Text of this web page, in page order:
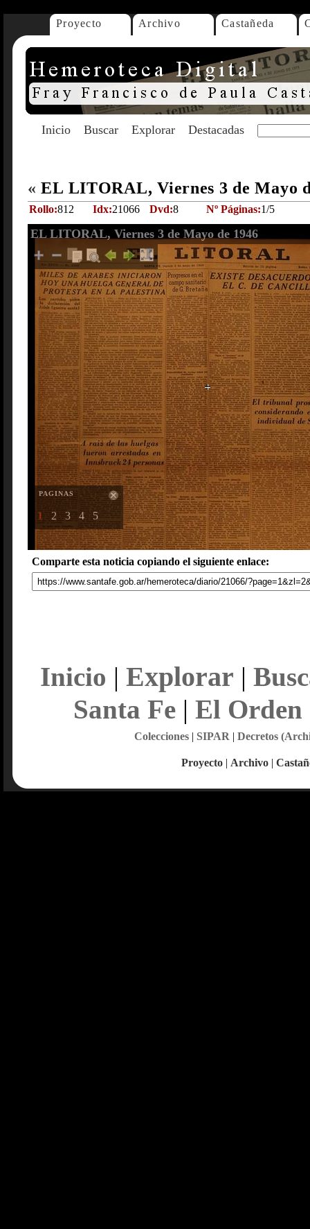
Proyecto Archivo Castañeda
Inicio Buscar Explorar Destacadas
« EL LITORAL, Viernes 3 de Mayo
Rollo:812 Idx:21066 Dvd:8 Nº Páginas:1/5
EL LITORAL, Viernes 3 de Mayo de 1946
PAGINAS
1 2 3 4 5
Comparte esta noticia copiando el siguiente enlace:
Inicio | Explorar |
Santa Fe| El Orden
Colecciones| SIPAR | Decretos
Proyecto | Archivo |